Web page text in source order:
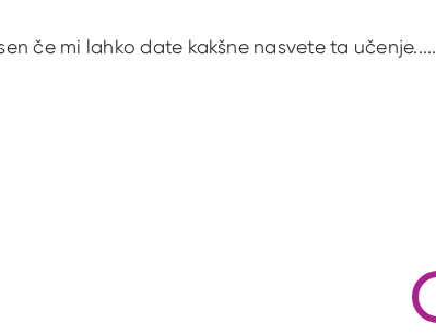
če mi lahko date kakšne nasvete ta učenje.....